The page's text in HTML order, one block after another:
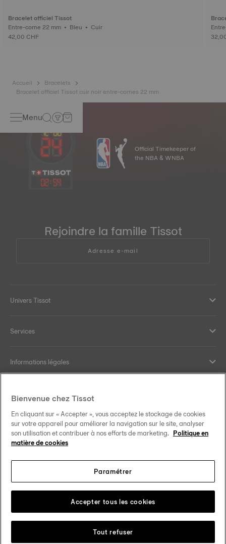
Bracelet officiel Tissot
Entre-corne 22 mm • Bleu • Cuir
42,00 CHF
Accueil
Bracelets
Bracelet officiel Tissot cuir noir entre-cornes 22 mm
Menu
02:54
Official Timekeeper of
the NBA & WNBA
Rejoindre la famille Tissot
Adresse e-mail
Univers Tissot
Services
Informations légales
Nos engagements
Suivez-nous sur les réseaux sociaux
Changer de pays Tissot Copyrights 2026
Bienvenue chez Tissot
En cliquant sur « Accepter », vous acceptez le stockage de cookies
sur votre appareil pour améliorer la navigation sur le site, analyser
son utilisation et contribuer à nos efforts de marketing. Politique en
matière de cookies
Paramétrer
Tout refuser
Accepter tous les cookies